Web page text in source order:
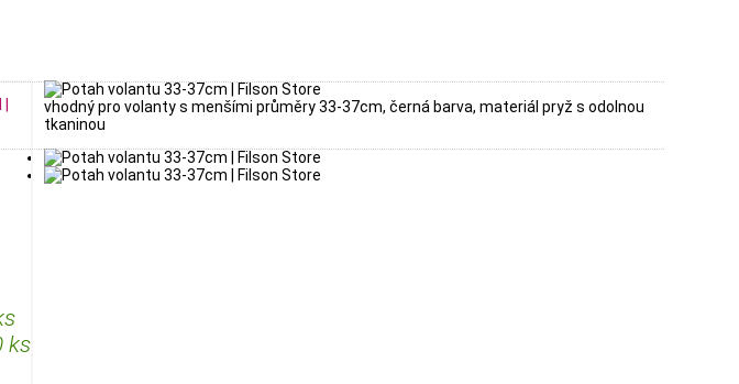
ks
vhodný pro volanty s menšími průměry 33-37cm, černá barva, materiál pryž s odolnou
tkaninou